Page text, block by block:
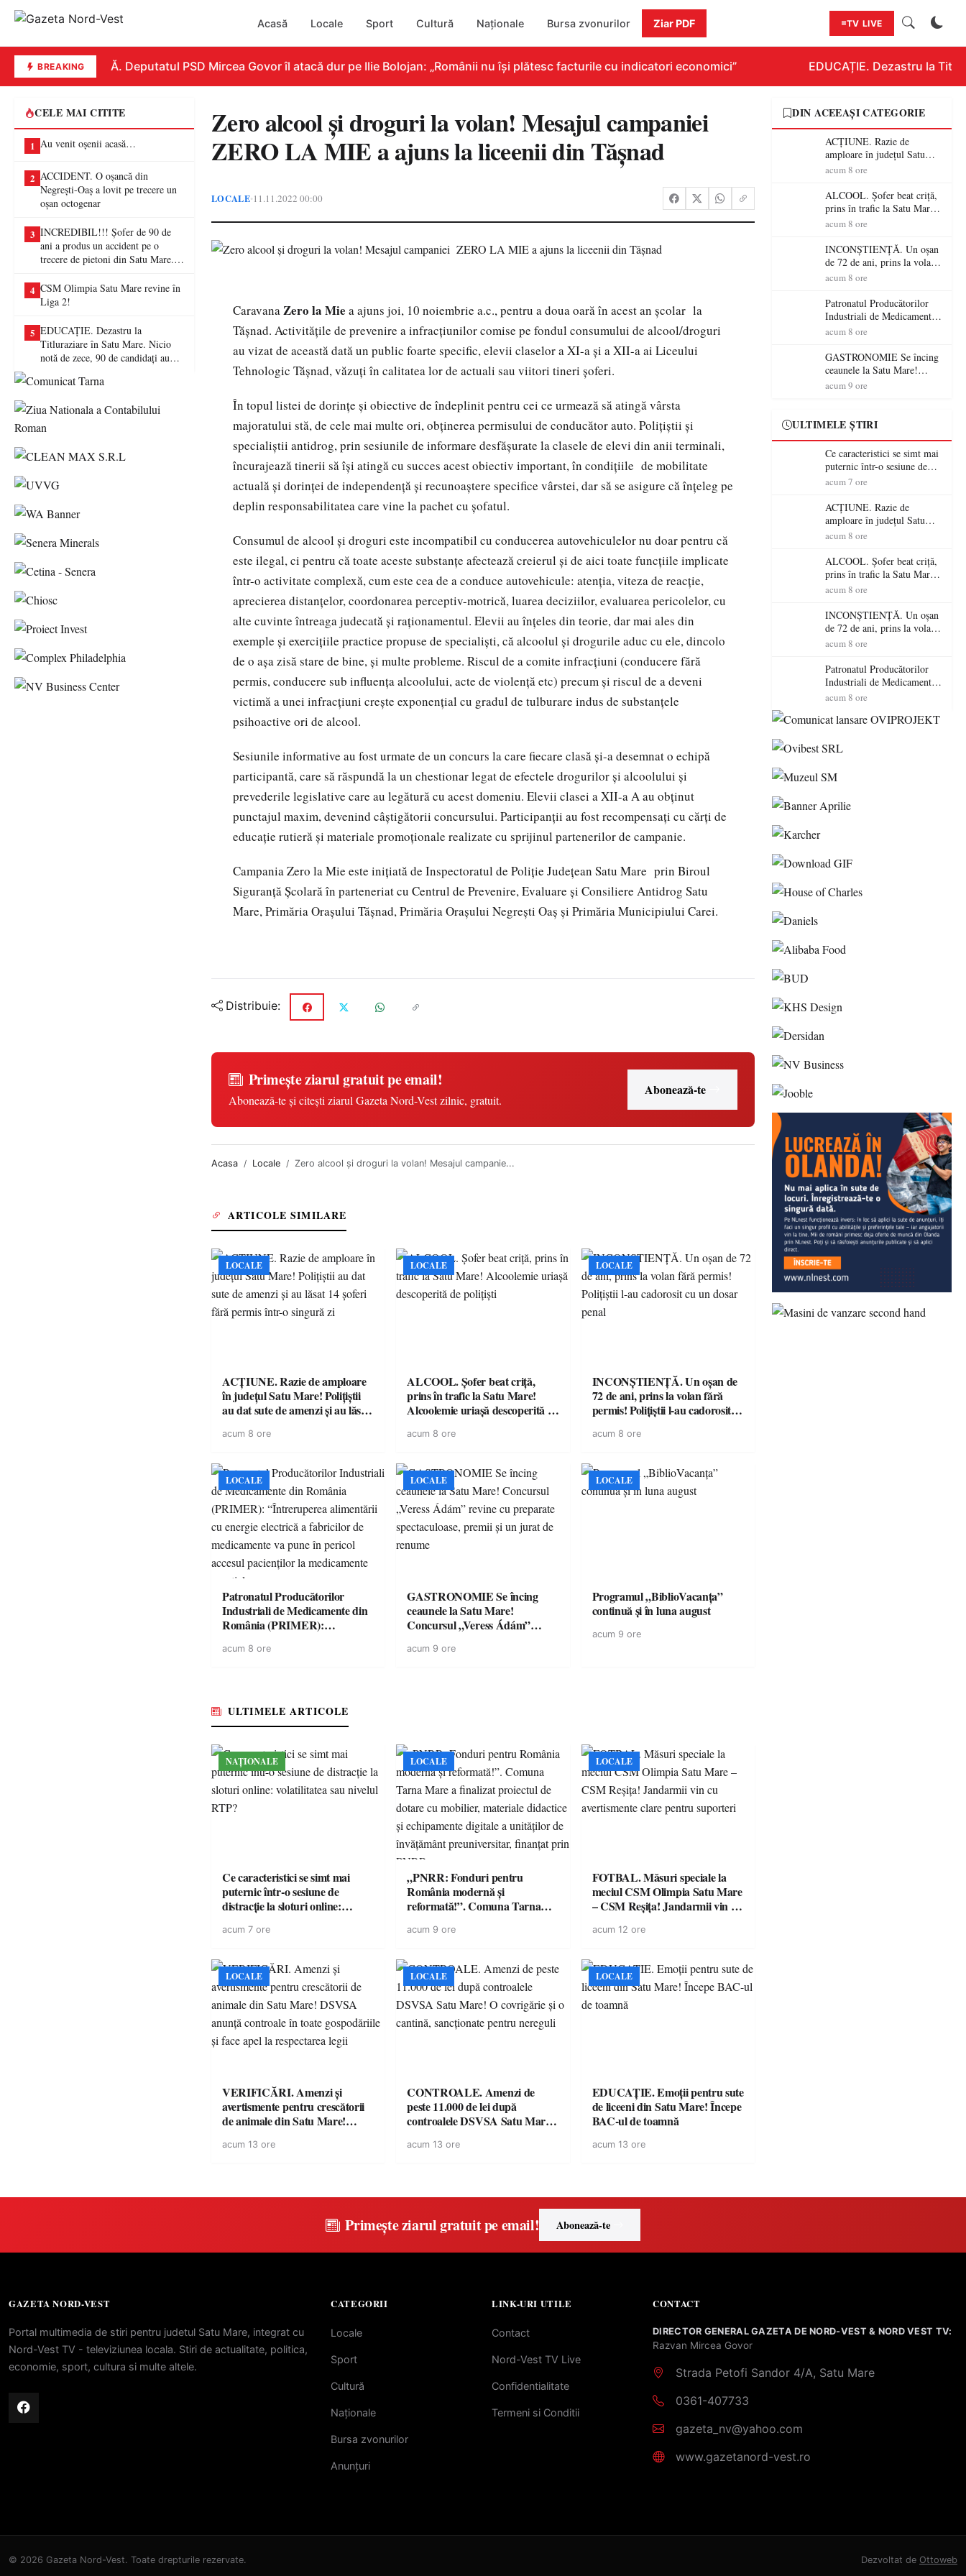
Acasă Locale Sport Cultură Naționale Bursa zvonurilor Ziar PDF TV LIVE
BREAKINGREPLICĂ. Deputatul PSD Mircea Govor îl atacă dur pe Ilie Bolojan: „Românii nu își plătesc facturile cu indicatori economici” EDUCAȚIE. Dezastru la
CELE MAI CITITE
1 Au venit oșenii acasă…
2 ACCIDENT. O oșancă din
Negrești-Oaș a lovit pe trecere un
oșan octogenar
3 INCREDIBIL!!! Șofer de 90 de
ani a produs un accident pe o
trecere de pietoni din Satu Mare. O
4 CSM Olimpia Satu Mare revine în
Liga 2!
5 EDUCAȚIE. Dezastru la
Titluraziare în Satu Mare. Nicio
notă de zece, 90 de candidați au
Zero alcool și droguri la volan! Mesajul campaniei
ZERO LA MIE a ajuns la liceenii din Tășnad
LOCALE•11.11.2022 00:00
CaravanaZero la Mie a ajuns joi, 10 noiembrie a.c., pentru a doua oară în acest an școlar la
Tășnad. Activitățile de prevenire a infracțiunilor comise pe fondul consumului de alcool/droguri
au vizat de această dată un public foarte specific, elevii claselor a XI-a și a XII-a ai Liceului
Tehnologic Tășnad, văzuți în calitatea lor de actuali sau viitori tineri șoferi.
În topul listei de dorințe și obiective de îndeplinit pentru cei ce urmează să atingă vârsta
majoratului stă, de cele mai multe ori, obținerea permisului de conducător auto. Polițiștii și
specialiștii antidrog, prin sesiunile de informare desfășurate la clasele de elevi din anii terminali,
încurajează tinerii să își atingă cu succes acest obiectiv important, în condițiile de mobilitate
actuală și dorinței de independență și recunoaștere specifice vârstei, dar să se asigure că înțeleg pe
deplin responsabilitatea care vine la pachet cu șofatul.
Consumul de alcool și droguri este incompatibil cu conducerea autovehiculelor nu doar pentru că
este ilegal, ci pentru că toate aceste substanțe afectează creierul și de aici toate funcțiile implicate
într-o activitate complexă, cum este cea de a conduce autovehicule: atenția, viteza de reacție,
aprecierea distanțelor, coordonarea perceptiv-motrică, luarea deciziilor, evaluarea pericolelor, cu
alte cuvinte întreaga judecată și raționamentul. Elevii au înțeles din teorie, dar mai ales din
exemple și exercițiile practice propuse de specialiști, că alcoolul și drogurile aduc cu ele, dincolo
de o așa zisă stare de bine, și multe probleme. Riscul de a comite infracțiuni (conducere fără
permis, conducere sub influența alcoolului, acte de violență etc) precum și riscul de a deveni
victimă a unei infracțiuni crește exponențial cu gradul de tulburare indus de substanțele
psihoactive ori de alcool.
Sesiunile informative au fost urmate de un concurs la care fiecare clasă și-a desemnat o echipă
participantă, care să răspundă la un chestionar legat de efectele drogurilor și alcoolului și
prevederile legislative care au legătură cu acest domeniu. Elevii clasei a XII-a A au obținut
punctajul maxim, devenind câștigătorii concursului. Participanții au fost recompensați cu cărți de
educație rutieră și materiale promoționale realizate cu sprijinul partenerilor de campanie.
Campania Zero la Mie este inițiată de Inspectoratul de Poliție Județean Satu Mare prin Biroul
Siguranță Școlară în parteneriat cu Centrul de Prevenire, Evaluare şi Consiliere Antidrog Satu
Mare, Primăria Orașului Tășnad, Primăria Orașului Negrești Oaș și Primăria Municipiului Carei.
Distribuie:
Primește ziarul gratuit pe email!
Abonează-te și citești ziarul Gazeta Nord-Vest zilnic, gratuit.
Abonează-te
Acasa Locale Zero alcool și droguri la volan! Mesajul campanie...
ARTICOLE SIMILARE
LOCALE
ACȚIUNE. Razie de amploare
în județul Satu Mare! Polițiștii
au dat sute de amenzi și au lăsat
singură zi
acum 8 ore
LOCALE
ALCOOL. Șofer beat criță,
prins în trafic la Satu Mare!
Alcoolemie uriașă descoperită de
acum 8 ore
LOCALE
INCONȘTIENȚĂ. Un oșan de
72 de ani, prins la volan fără
permis! Polițiștii l-au cadorosit
acum 8 ore
LOCALE
Patronatul Producătorilor
Industriali de Medicamente din
România (PRIMER):
energie electrică a fabricilor de
acum 8 ore
LOCALE
GASTRONOMIE Se încing
ceaunele la Satu Mare!
Concursul „Veress Ádám”
spectaculoase, premii și un jurat
acum 9 ore
LOCALE
Programul „BiblioVacanța”
continuă și în luna august
acum 9 ore
ULTIMELE ARTICOLE
NAȚIONALE
Ce caracteristici se simt mai
puternic într-o sesiune de
distracție la sloturi online:
acum 7 ore
LOCALE
„PNRR: Fonduri pentru
România modernă și
reformată!”. Comuna Tarna
dotare cu mobilier, materiale
a unităților de învățământ
preuniversitar, finanțat prin
PNRR
acum 9 ore
LOCALE
FOTBAL. Măsuri speciale la
meciul CSM Olimpia Satu Mare
– CSM Reșița! Jandarmii vin cu
suporteri
acum 12 ore
LOCALE
VERIFICĂRI. Amenzi și
avertismente pentru crescătorii
de animale din Satu Mare!
toate gospodăriile și face apel la
acum 13 ore
LOCALE
CONTROALE. Amenzi de
peste 11.000 de lei după
controalele DSVSA Satu Mare!
sancționate pentru nereguli
acum 13 ore
LOCALE
EDUCAȚIE. Emoții pentru sute
de liceeni din Satu Mare! Începe
BAC-ul de toamnă
acum 13 ore
DIN ACEEAȘI CATEGORIE
ACȚIUNE. Razie de
amploare în județul Satu
Mare! Polițiștii au dat sute
șoferi fără permis într-o
singură zi
acum 8 ore
ALCOOL. Șofer beat criță,
prins în trafic la Satu Mare!
Alcoolemie uriașă
acum 8 ore
INCONȘTIENȚĂ. Un oșan
de 72 de ani, prins la volan
fără permis! Polițiștii l-au
acum 8 ore
Patronatul Producătorilor
Industriali de Medicamente
din România (PRIMER):
energie electrică a fabricilor
de medicamente va pune în
pericol accesul pacienților la
medicamente esențiale
acum 8 ore
GASTRONOMIE Se încing
ceaunele la Satu Mare!
Concursul „Veress Ádám”
jurat de renume
acum 9 ore
ULTIMELE ȘTIRI
Ce caracteristici se simt mai
puternic într-o sesiune de
distracție la sloturi online:
RTP?
acum 7 ore
ACȚIUNE. Razie de
amploare în județul Satu
Mare! Polițiștii au dat sute
șoferi fără permis într-o
singură zi
acum 8 ore
ALCOOL. Șofer beat criță,
prins în trafic la Satu Mare!
Alcoolemie uriașă
acum 8 ore
INCONȘTIENȚĂ. Un oșan
de 72 de ani, prins la volan
fără permis! Polițiștii l-au
acum 8 ore
Patronatul Producătorilor
Industriali de Medicamente
din România (PRIMER):
energie electrică a fabricilor
pericol accesul pacienților la
acum 8 ore
Primește ziarul gratuit pe email! Abonează-te
GAZETA NORD-VEST
Portal multimedia de stiri pentru judetul Satu Mare, integrat cu
Nord-Vest TV - televiziunea locala. Stiri de actualitate, politica,
economie, sport, cultura si multe altele.
CATEGORII
Locale
Sport
Cultură
Naționale
Bursa zvonurilor
Anunțuri
LINK-URI UTILE
Contact
Nord-Vest TV Live
Confidentialitate
Termeni si Conditii
CONTACT
DIRECTOR GENERAL GAZETA DE NORD-VEST & NORD VEST TV:
Razvan Mircea Govor
Strada Petofi Sandor 4/A, Satu Mare
0361-407733
gazeta_nv@yahoo.com
www.gazetanord-vest.ro
© 2026 Gazeta Nord-Vest. Toate drepturile rezervate. Dezvoltat de Ottoweb